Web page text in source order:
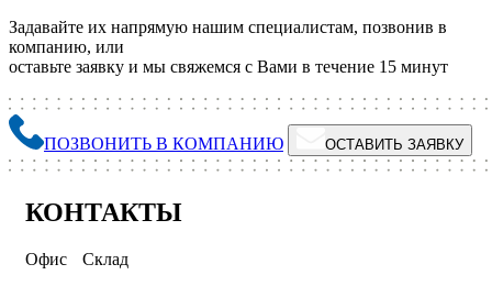
Задавайте их напрямую нашим специалистам, позвонив в
компанию, или
оставьте заявку и мы свяжемся с Вами в течение 15 минут
ПОЗВОНИТЬ В КОМПАНИЮ ОСТАВИТЬ ЗАЯВКУ
КОНТАКТЫ
Офис Склад